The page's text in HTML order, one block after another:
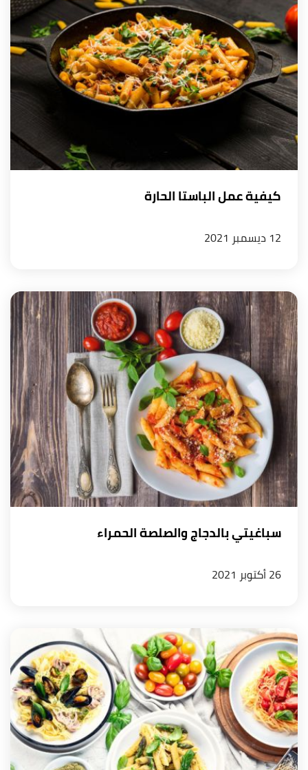
كيفية عمل الباستا الحارة
12 ديسمبر 2021
سباغيتي بالدجاج والصلصة الحمراء
26 أكتوبر 2021